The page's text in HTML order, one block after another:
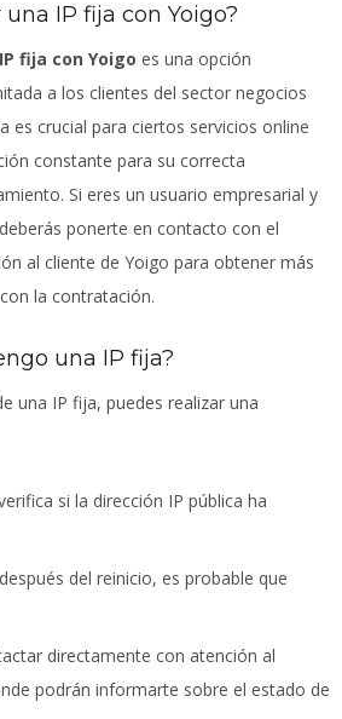
IP fija con Yoigo?
IP fija con Yoigo es una opción
a los clientes del sector negocios
es crucial para ciertos servicios online
constante para su correcta
Si eres un usuario empresarial y
ponerte en contacto con el
al cliente de Yoigo para obtener más
la contratación.
una IP fija?
una IP fija, puedes realizar una
si la dirección IP pública ha
del reinicio, es probable que
directamente con atención al
podrán informarte sobre el estado de